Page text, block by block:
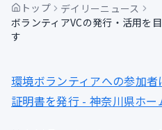
トップ
デイリーニュース
ボランティアVCの発行・活用を
す
環境ボランティアへの参加
証明書を発行 - 神奈川県ホー